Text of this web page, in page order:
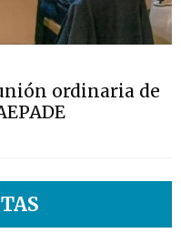
ordinaria de